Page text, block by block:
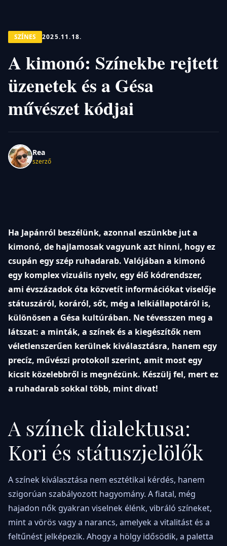
SZÍNES 2025.11.18.
A kimonó: Színekbe rejtett
üzenetek és a Gésa
művészet kódjai
Rea
szerző
Ha Japánról beszélünk, azonnal eszünkbe jut a
kimonó, de hajlamosak vagyunk azt hinni, hogy ez
csupán egy szép ruhadarab. Valójában a kimonó
egy komplex vizuális nyelv, egy élő kódrendszer,
ami évszázadok óta közvetít információkat viselője
státuszáról, koráról, sőt, még a lelkiállapotáról is,
különösen a Gésa kultúrában. Ne tévesszen meg a
látszat: a minták, a színek és a kiegészítők nem
véletlenszerűen kerülnek kiválasztásra, hanem egy
precíz, művészi protokoll szerint, amit most egy
kicsit közelebbről is megnézünk. Készülj fel, mert ez
a ruhadarab sokkal több, mint divat!
A színek dialektusa:
Kori és státuszjelölők
A színek kiválasztása nem esztétikai kérdés, hanem
szigorúan szabályozott hagyomány. A fiatal, még
hajadon nők gyakran viselnek élénk, vibráló színeket,
mint a vörös vagy a narancs, amelyek a vitalitást és a
feltűnést jelképezik. Ahogy a hölgy idősödik, a paletta